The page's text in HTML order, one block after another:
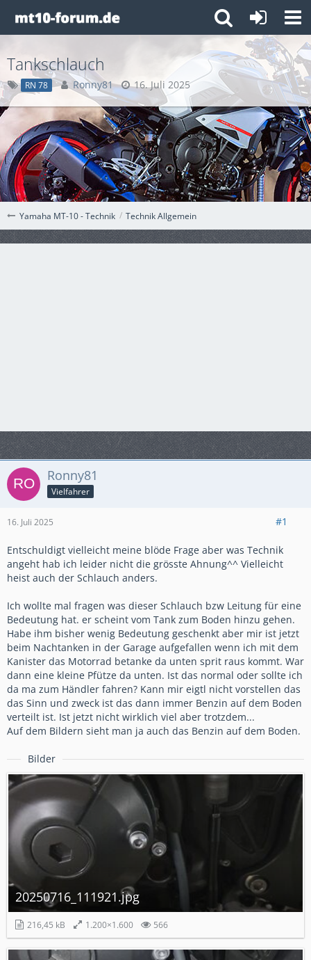
Yamaha MT-10 - Technik Technik Allgemein
Tankschlauch
RN 78 Ronny81 16. Juli 2025
Ronny81
Vielfahrer
16. Juli 2025 #1
Entschuldigt vielleicht meine blöde Frage aber was Technik
angeht hab ich leider nicht die grösste Ahnung^^ Vielleicht
heist auch der Schlauch anders.
Ich wollte mal fragen was dieser Schlauch bzw Leitung für eine
Bedeutung hat. er scheint vom Tank zum Boden hinzu gehen.
Habe ihm bisher wenig Bedeutung geschenkt aber mir ist jetzt
beim Nachtanken in der Garage aufgefallen wenn ich mit dem
Kanister das Motorrad betanke da unten sprit raus kommt. War
dann eine kleine Pfütze da unten. Ist das normal oder sollte ich
da ma zum Händler fahren? Kann mir eigtl nicht vorstellen das
das Sinn und zweck ist das dann immer Benzin auf dem Boden
verteilt ist. Ist jetzt nicht wirklich viel aber trotzdem...
Auf dem Bildern sieht man ja auch das Benzin auf dem Boden.
Bilder
20250716_111921.jpg
216,45 kB 1.200×1.600 566